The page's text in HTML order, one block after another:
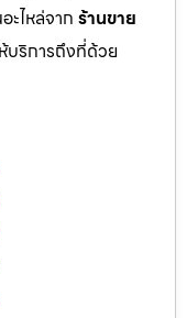
ะไหล่จาก ร้านขาย
บริการถึงที่ด้วย